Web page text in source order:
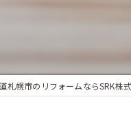
札幌市のリフォームならSRK株